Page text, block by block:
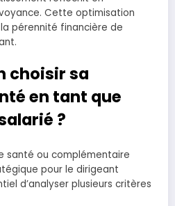
Cette optimisation
pérennité financière de
choisir sa
en tant que
?
santé ou complémentaire
pour le dirigeant
d’analyser plusieurs critères